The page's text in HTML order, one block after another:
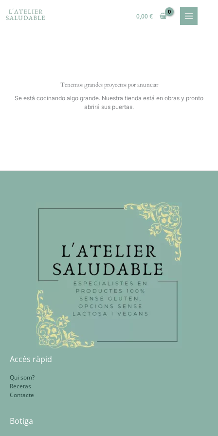
contenido
0,00€
Tenemos grandes proyectos por anunciar
Se está cocinando algo grande. Nuestra tienda está en obras y pronto
abrirá sus puertas.
Accès ràpid
Qui som?
Recetas
Contacte
Botiga